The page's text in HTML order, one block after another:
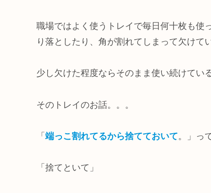
職場ではよく使うトレイで毎日何十枚も使
り落としたり、角が割れてしまって欠けて
少し欠けた程度ならそのまま使い続けてい
そのトレイのお話。。。
「 端っこ割れてるから捨てておいて。」っ
「捨てといて」